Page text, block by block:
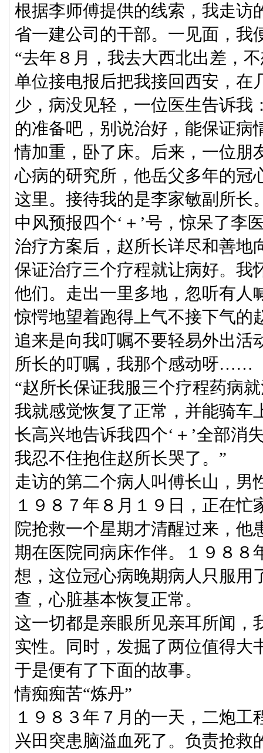
根据李师傅提供的线索，我走访
省一建公司的干部。一见面，我
“去年８月，我去大西北出差，
单位接电报后把我接回西安，在
少，病没见轻，一位医生告诉我
的准备吧，别说治好，能保证病
情加重，卧了床。后来，一位朋
心病的研究所，他岳父多年的冠
这里。接待我的是李家敏副所长
中风预报四个‘＋’号，惊呆了李
治疗方案后，赵所长详尽和善地
保证治疗三个疗程就让病好。我
他们。走出一里多地，忽听有人
惊愕地望着跑得上气不接下气的
追来是向我叮嘱不要轻易外出活
所长的叮嘱，我那个感动呀……
“赵所长保证我服三个疗程药病
我就感觉恢复了正常，并能骑车
长高兴地告诉我四个‘＋’全部消
我忍不住抱住赵所长哭了。”
走访的第二个病人叫傅长山，男
１９８７年８月１９日，正在
院抢救一个星期才清醒过来，他
期在医院同病床作伴。１９８８
想，这位冠心病晚期病人只服用
查，心脏基本恢复正常。
这一切都是亲眼所见亲耳所闻，
实性。同时，发掘了两位值得
于是便有了下面的故事。
情痴痴苦“炼丹”
１９８３年７月的一天，二炮
兴田突患脑溢血死了。负责抢救